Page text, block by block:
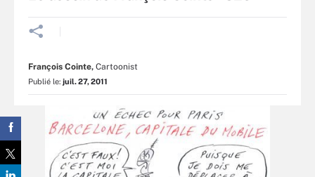
François Cointe, Cartoonist
Publié le: juil. 27, 2011